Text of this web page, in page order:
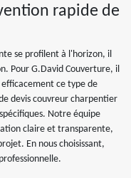
rapide de
se profilent à l'horizon, il
Pour G.David Couverture, il
ce type de
devis couvreur charpentier
Notre équipe
claire et transparente,
En nous choisissant,